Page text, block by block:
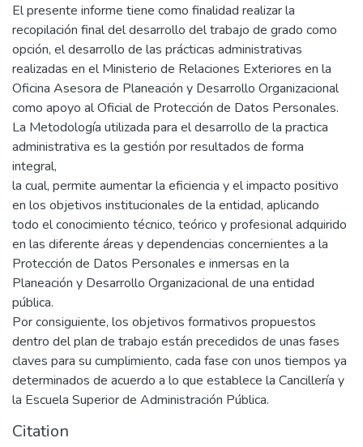
El presente informe tiene como finalidad realizar la
recopilación final del desarrollo del trabajo de grado como
opción, el desarrollo de las prácticas administrativas
realizadas en el Ministerio de Relaciones Exteriores en la
Oficina Asesora de Planeación y Desarrollo Organizacional
como apoyo al Oficial de Protección de Datos Personales.
La Metodología utilizada para el desarrollo de la practica
administrativa es la gestión por resultados de forma
integral,
la cual, permite aumentar la eficiencia y el impacto positivo
en los objetivos institucionales de la entidad, aplicando
todo el conocimiento técnico, teórico y profesional adquirido
en las diferente áreas y dependencias concernientes a la
Protección de Datos Personales e inmersas en la
Planeación y Desarrollo Organizacional de una entidad
pública.
Por consiguiente, los objetivos formativos propuestos
dentro del plan de trabajo están precedidos de unas fases
claves para su cumplimiento, cada fase con unos tiempos ya
determinados de acuerdo a lo que establece la Cancillería y
la Escuela Superior de Administración Pública.
Citation